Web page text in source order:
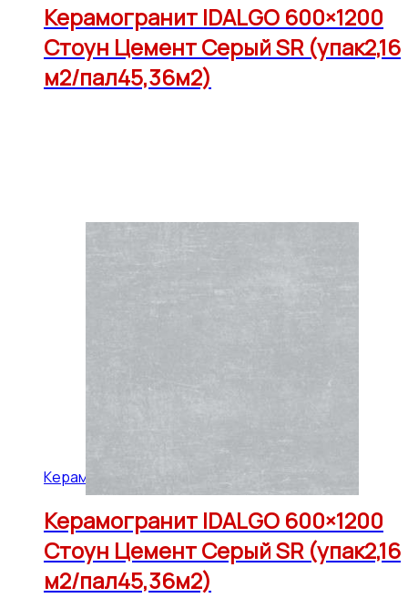
Керамогранит IDALGO 600×1200
Стоун Цемент Серый SR (упак2,16
м2/пал45,36м2)
Керамогранит IDALGO 600x1200 (45,36 м2)
Керамогранит IDALGO 600×1200
Стоун Цемент Серый SR (упак2,16
м2/пал45,36м2)